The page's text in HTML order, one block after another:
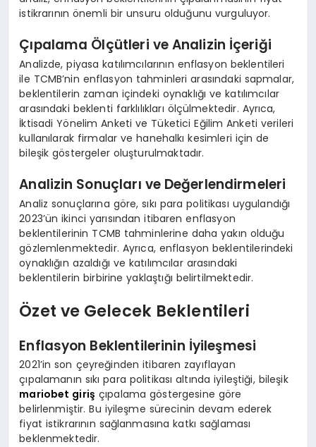
istikrarının önemli bir unsuru olduğunu vurguluyor.
Çıpalama Ölçütleri ve Analizin İçeriği
Analizde, piyasa katılımcılarının enflasyon beklentileri
ile TCMB’nin enflasyon tahminleri arasındaki sapmalar,
beklentilerin zaman içindeki oynaklığı ve katılımcılar
arasındaki beklenti farklılıkları ölçülmektedir. Ayrıca,
İktisadi Yönelim Anketi ve Tüketici Eğilim Anketi verileri
kullanılarak firmalar ve hanehalkı kesimleri için de
bileşik göstergeler oluşturulmaktadır.
Analizin Sonuçları ve Değerlendirmeleri
Analiz sonuçlarına göre, sıkı para politikası uygulandığı
2023’ün ikinci yarısından itibaren enflasyon
beklentilerinin TCMB tahminlerine daha yakın olduğu
gözlemlenmektedir. Ayrıca, enflasyon beklentilerindeki
oynaklığın azaldığı ve katılımcılar arasındaki
beklentilerin birbirine yaklaştığı belirtilmektedir.
Özet ve Gelecek Beklentileri
Enflasyon Beklentilerinin İyileşmesi
2021’in son çeyreğinden itibaren zayıflayan
çıpalamanın sıkı para politikası altında iyileştiği, bileşik
mariobet giriş çıpalama göstergesine göre
belirlenmiştir. Bu iyileşme sürecinin devam ederek
fiyat istikrarının sağlanmasına katkı sağlaması
beklenmektedir.